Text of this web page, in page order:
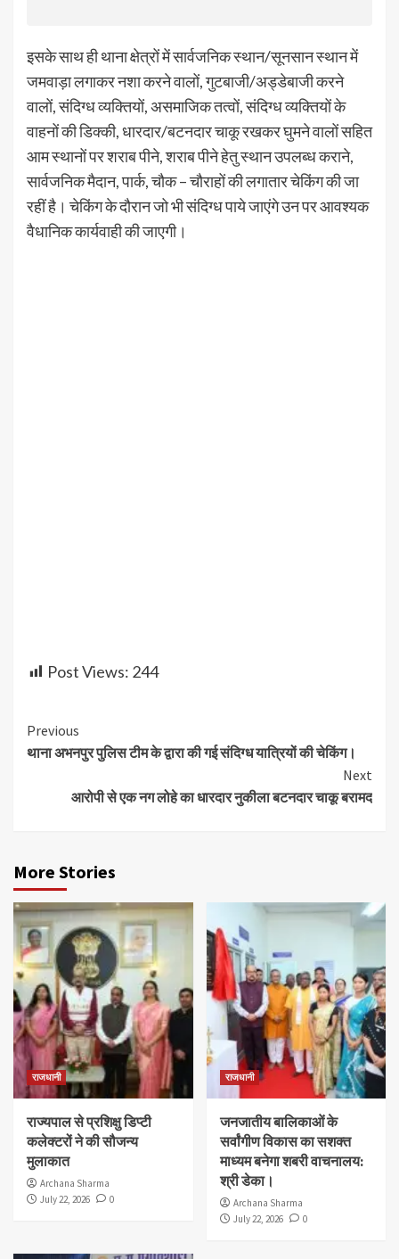
इसके साथ ही थाना क्षेत्रों में सार्वजनिक स्थान/सूनसान स्थान में
जमवाड़ा लगाकर नशा करने वालों, गुटबाजी/अड्डेबाजी करने
वालों, संदिग्ध व्यक्तियों, असमाजिक तत्वों, संदिग्ध व्यक्तियों के
वाहनों की डिक्की, धारदार/बटनदार चाकू रखकर घुमने वालों सहित
आम स्थानों पर शराब पीने, शराब पीने हेतु स्थान उपलब्ध कराने,
सार्वजनिक मैदान, पार्क, चौक – चौराहों की लगातार चेकिंग की जा
रहीं है। चेकिंग के दौरान जो भी संदिग्ध पाये जाएंगे उन पर आवश्यक
वैधानिक कार्यवाही की जाएगी।
Post Views: 244
Continue
Reading
Previous
थाना अभनपुर पुलिस टीम के द्वारा की गई संदिग्ध यात्रियों की चेकिंग।
Next
आरोपी से एक नग लोहे का धारदार नुकीला बटनदार चाकू बरामद
More Stories
राजधानी
राज्यपाल से प्रशिक्षु डिप्टी
कलेक्टरों ने की सौजन्य
मुलाकात
Archana Sharma
July 22, 2026
0
राजधानी
जनजातीय बालिकाओं के
सर्वांगीण विकास का सशक्त
माध्यम बनेगा शबरी वाचनालय:
श्री डेका।
Archana Sharma
July 22, 2026
0